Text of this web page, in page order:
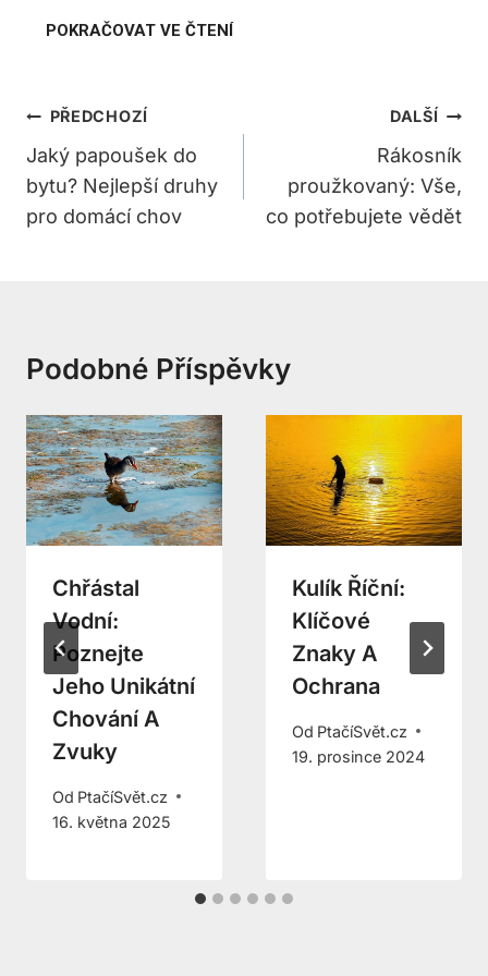
Navigace
Pro
Příspěvek
PŘEDCHOZÍ
Jaký papoušek do
bytu? Nejlepší druhy
pro domácí chov
DALŠÍ
Rákosník
proužkovaný: Vše,
co potřebujete vědět
Podobné Příspěvky
Chřástal
Vodní:
Poznejte
Jeho Unikátní
Chování A
Zvuky
Od PtačíSvět.cz
16. května 2025
Kulík Říční:
Klíčové
Znaky A
Ochrana
Od PtačíSvět.cz
19. prosince 2024